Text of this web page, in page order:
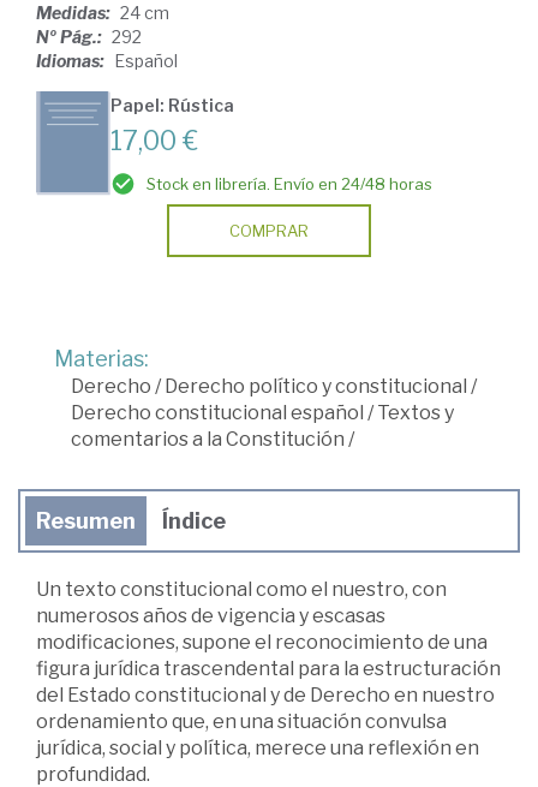
Medidas: 24 cm
Nº Pág.: 292
Idiomas: Español
Papel: Rústica
17,00 €
Stock en librería. Envío en 24/48 horas
COMPRAR
Materias:
Derecho /Derecho político y constitucional /
Derecho constitucional español /Textos y
comentarios a la Constitución /
Resumen Índice
Un texto constitucional como el nuestro, con
numerosos años de vigencia y escasas
modificaciones, supone el reconocimiento de una
figura jurídica trascendental para la estructuración
del Estado constitucional y de Derecho en nuestro
ordenamiento que, en una situación convulsa
jurídica, social y política, merece una reflexión en
profundidad.